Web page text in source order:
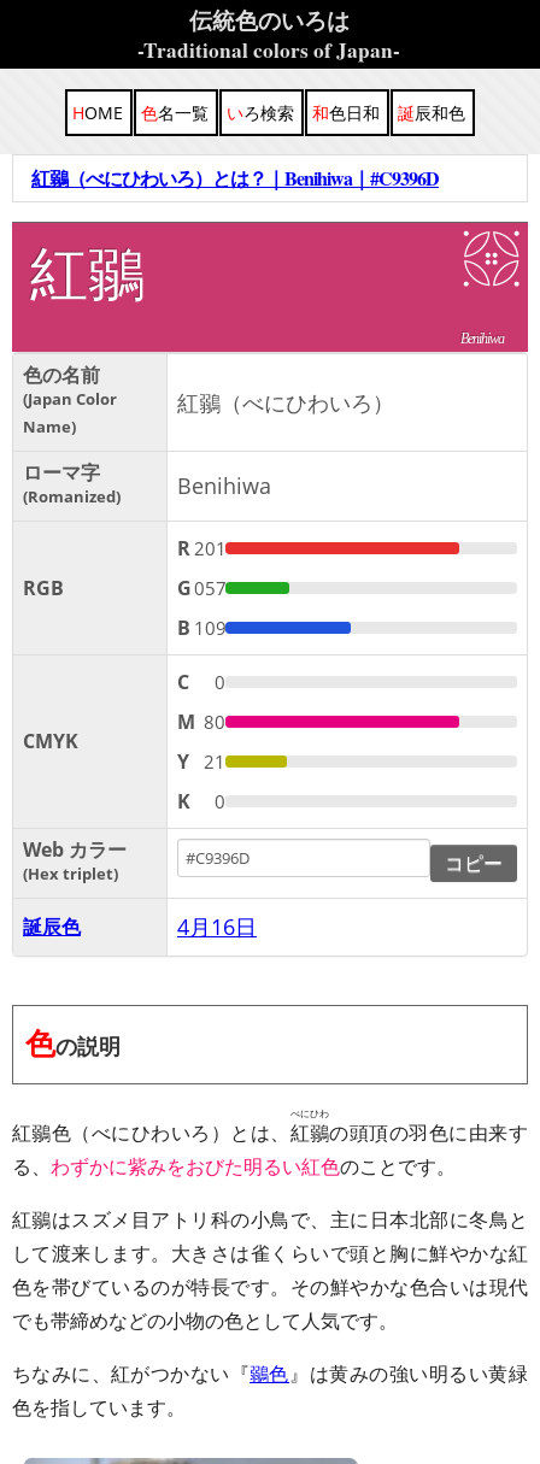
伝統色のいろは
-Traditional colors of Japan-
HOME 色名一覧 いろ検索 和色日和 誕辰和色
紅鶸（べにひわいろ）とは？｜Benihiwa｜#C9396D
紅鶸
Benihiwa
色の名前
Japan Color
Name
紅鶸（べにひわいろ）
ローマ字
Romanized Benihiwa
RGB
R201
G057
B 109
CMYK
C 0
M 80
Y 21
K 0
Web カラー
Hex triplet コピー
誕辰色 4月16日
色の説明
紅鶸色（べにひわいろ）とは、 紅鶸
べにひわ
の頭頂の羽色に由来す
る、 わずかに紫みをおびた明るい紅色のことです。
紅鶸はスズメ目アトリ科の小鳥で、主に日本北部に冬鳥と
して渡来します。大きさは雀くらいで頭と胸に鮮やかな紅
色を帯びているのが特長です。その鮮やかな色合いは現代
でも帯締めなどの小物の色として人気です。
ちなみに、紅がつかない『鶸色』は黄みの強い明るい黄緑
色を指しています。